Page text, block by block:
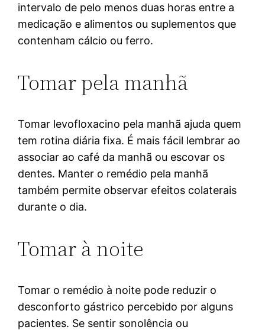
intervalo de pelo menos duas horas entre a
medicação e alimentos ou suplementos que
contenham cálcio ou ferro.
Tomar pela manhã
Tomar levofloxacino pela manhã ajuda quem
tem rotina diária fixa. É mais fácil lembrar ao
associar ao café da manhã ou escovar os
dentes. Manter o remédio pela manhã
também permite observar efeitos colaterais
durante o dia.
Tomar à noite
Tomar o remédio à noite pode reduzir o
desconforto gástrico percebido por alguns
pacientes. Se sentir sonolência ou